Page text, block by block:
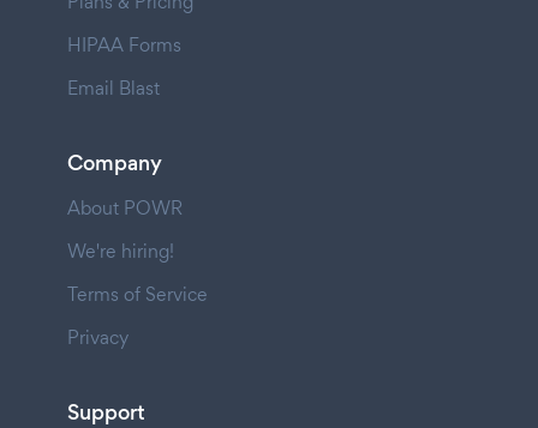
HIPAA Forms
Email Blast
Company
About POWR
We're hiring!
Terms of Service
Privacy
Support